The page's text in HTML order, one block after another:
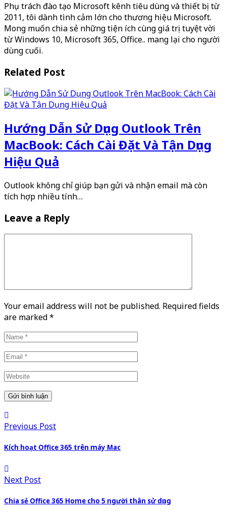
Phụ trách đào tạo Microsoft kênh tiêu dùng và thiết bị từ
2011, tôi dành tình cảm lớn cho thương hiệu Microsoft.
Mong muốn chia sẻ những tiện ích cùng giá trị tuyệt vời
từ Windows 10, Microsoft 365, Office.. mang lại cho người
dùng cuối.
Related Post
Hướng Dẫn Sử Dụng Outlook Trên
MacBook: Cách Cài Đặt Và Tận Dụng
Hiệu Quả
Outlook không chỉ giúp bạn gửi và nhận email mà còn
tích hợp nhiều tính…
Leave a Reply
Your email address will not be published. Required fields
are marked*
Previous Post
Kích hoạt Office 365 trên máy Mac
Next Post
Chia sẻ Office 365 Home cho 5 người thân sử dụng